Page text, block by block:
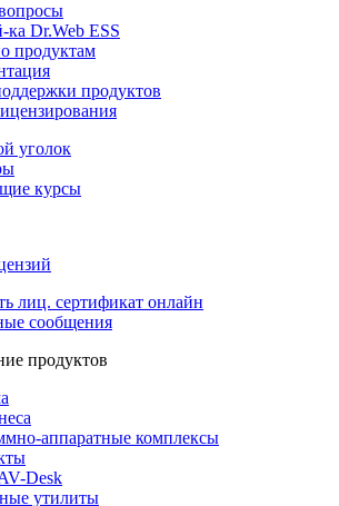
ка Dr.Web ESS
продуктам
продуктов
уголок
курсы
лиц. сертификат онлайн
сообщения
продуктов
аппаратные комплексы
Desk
утилиты